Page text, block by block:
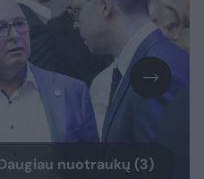
nuotraukų (3)